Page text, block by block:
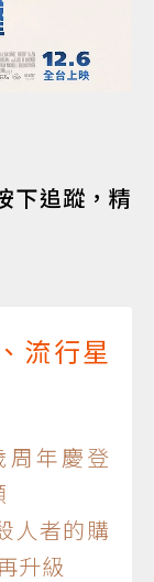
下追蹤，精
流行星
年慶登
人者的購
升級